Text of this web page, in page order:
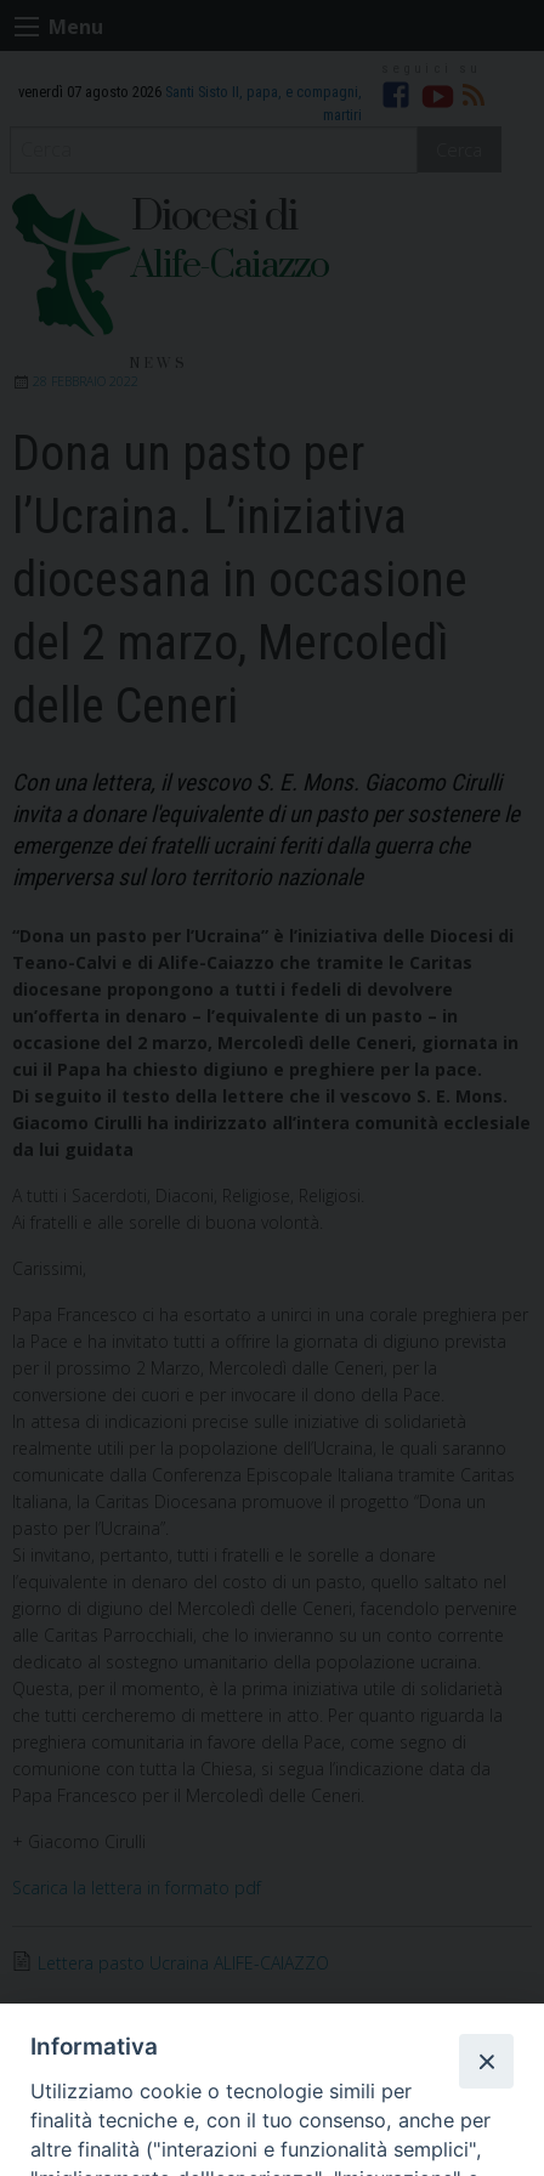
Skip
to
Menu
venerdì 07 agosto 2026 Santi Sisto II, papa, e compagni,
martiri
Facebook
Youtube
RSS
Diocesi di
Alife-Caiazzo
28 FEBBRAIO 2022
Dona un pasto per
l’Ucraina. L’iniziativa
diocesana in occasione
del 2 marzo, Mercoledì
delle Ceneri
Con una lettera, il vescovo S. E. Mons. Giacomo Cirulli
invita a donare l'equivalente di un pasto per sostenere le
emergenze dei fratelli ucraini feriti dalla guerra che
imperversa sul loro territorio nazionale
“Dona un pasto per l’Ucraina” è l’iniziativa delle Diocesi di
Teano-Calvi e di Alife-Caiazzo che tramite le Caritas
diocesane propongono a tutti i fedeli di devolvere
un’offerta in denaro – l’equivalente di un pasto – in
occasione del 2 marzo, Mercoledì delle Ceneri, giornata in
cui il Papa ha chiesto digiuno e preghiere per la pace.
Di seguito il testo della lettere che il vescovo S. E. Mons.
Giacomo Cirulli ha indirizzato all’intera comunità ecclesiale
da lui guidata
A tutti i Sacerdoti, Diaconi, Religiose, Religiosi.
Ai fratelli e alle sorelle di buona volontà.
Carissimi,
Papa Francesco ci ha esortato a unirci in una corale preghiera per
la Pace e ha invitato tutti a offrire la giornata di digiuno prevista
per il prossimo 2 Marzo, Mercoledì dalle Ceneri, per la
conversione dei cuori e per invocare il dono della Pace.
In attesa di indicazioni precise sulle iniziative di solidarietà
realmente utili per la popolazione dell’Ucraina, le quali saranno
comunicate dalla Conferenza Episcopale Italiana tramite Caritas
Italiana, la Caritas Diocesana promuove il progetto “Dona un
pasto per l’Ucraina”.
Si invitano, pertanto, tutti i fratelli e le sorelle a donare
l’equivalente in denaro del costo di un pasto, quello saltato nel
giorno di digiuno del Mercoledì delle Ceneri, facendolo pervenire
alle Caritas Parrocchiali, che lo invieranno su un conto corrente
dedicato al sostegno umanitario della popolazione ucraina.
Questa, per il momento, è la prima iniziativa utile di solidarietà
che tutti cercheremo di mettere in atto. Per quanto riguarda la
preghiera comunitaria in favore della Pace, come segno di
comunione con tutta la Chiesa, si segua l’indicazione data da
Papa Francesco per il Mercoledì delle Ceneri.
+ Giacomo Cirulli
Scarica la lettera in formato pdf
Lettera pasto Ucraina ALIFE-CAIAZZO
Un Sinodo per ritrovare la
bellezza di essere Chiesa a
Continua l’iniziativa “Dona un
pasto per l’Ucraina”. Le
Informativa
Utilizziamo cookie o tecnologie simili per
finalità tecniche e, con il tuo consenso, anche per
altre finalità ("interazioni e funzionalità semplici",